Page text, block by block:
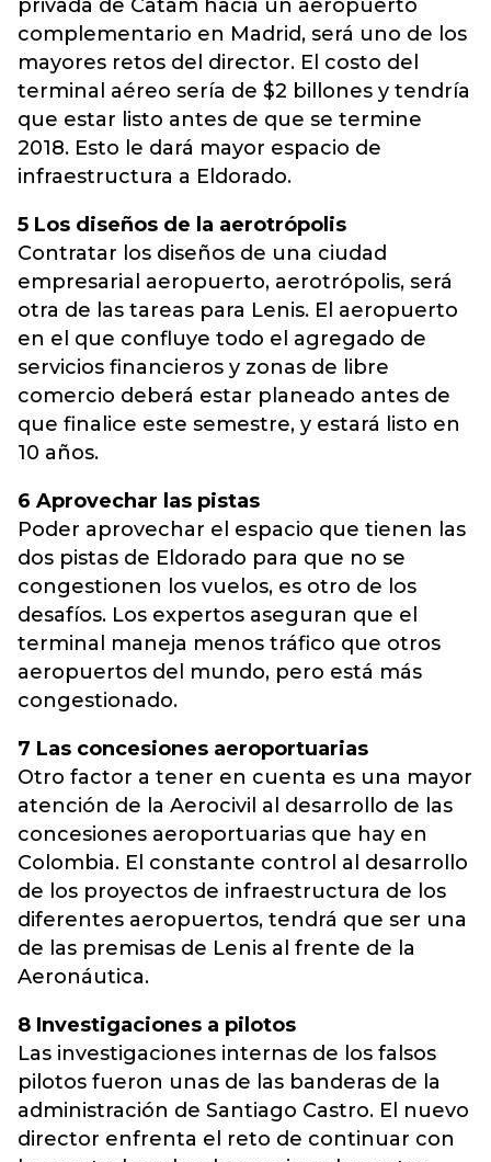
privada de Catam hacia un aeropuerto
complementario en Madrid, será uno de los
mayores retos del director. El costo del
terminal aéreo sería de $2 billones y tendría
que estar listo antes de que se termine
2018. Esto le dará mayor espacio de
infraestructura a Eldorado.
5 Los diseños de la aerotrópolis
Contratar los diseños de una ciudad
empresarial aeropuerto, aerotrópolis, será
otra de las tareas para Lenis. El aeropuerto
en el que confluye todo el agregado de
servicios financieros y zonas de libre
comercio deberá estar planeado antes de
que finalice este semestre, y estará listo en
10 años.
6 Aprovechar las pistas
Poder aprovechar el espacio que tienen las
dos pistas de Eldorado para que no se
congestionen los vuelos, es otro de los
desafíos. Los expertos aseguran que el
terminal maneja menos tráfico que otros
aeropuertos del mundo, pero está más
congestionado.
7 Las concesiones aeroportuarias
Otro factor a tener en cuenta es una mayor
atención de la Aerocivil al desarrollo de las
concesiones aeroportuarias que hay en
Colombia. El constante control al desarrollo
de los proyectos de infraestructura de los
diferentes aeropuertos, tendrá que ser una
de las premisas de Lenis al frente de la
Aeronáutica.
8 Investigaciones a pilotos
Las investigaciones internas de los falsos
pilotos fueron unas de las banderas de la
administración de Santiago Castro. El nuevo
director enfrenta el reto de continuar con